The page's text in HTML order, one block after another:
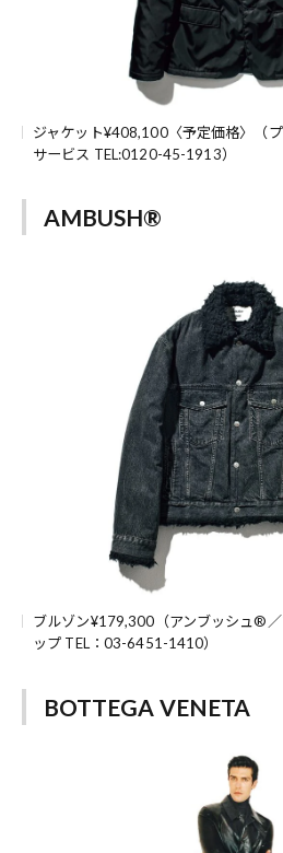
ジャケット¥408,100〈予定価格〉（
サービス TEL:0120-45-1913）
AMBUSH®
ブルゾン¥179,300（アンブッシュ®
ップ TEL：03-6451-1410）
BOTTEGA VENETA